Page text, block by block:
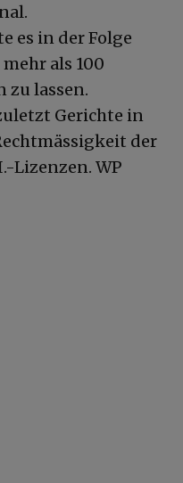
es in der Folge
als 100
zu lassen.
Gerichte in
der
Lizenzen. WP